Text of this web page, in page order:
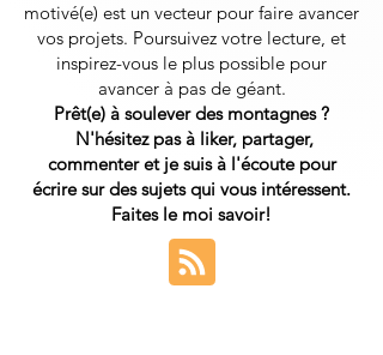
motivé(e) est un vecteur pour faire avancer
vos projets. Poursuivez votre lecture, et
inspirez-vous le plus possible pour
avancer à pas de géant.
Prêt(e) à soulever des montagnes ?
N'hésitez pas à liker, partager,
commenter et je suis à l'écoute pour
écrire sur des sujets qui vous intéressent.
Faites le moi savoir!